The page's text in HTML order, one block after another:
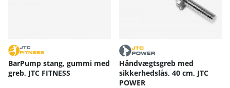
BarPump stang, gummi med
greb, JTC FITNESS
Håndvægtsgreb med
sikkerhedslås, 40 cm, JTC
POWER